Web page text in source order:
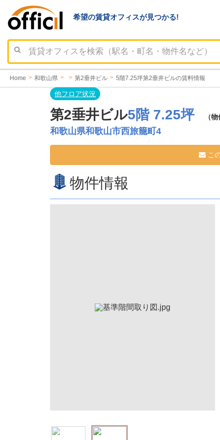
希望の賃貸オフィスが見つかる!
Home 和歌山県 第2垂井ビル 5階7.25坪第2垂井ビルの賃料情報
他フロア状況
第2垂井ビル5階 7.25坪 （
和歌山県和歌山市西旅籠町4
こ
物件情報